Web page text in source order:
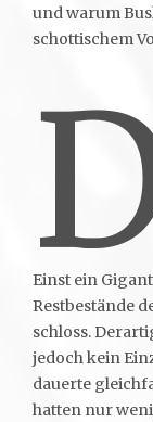
und warum
schottischem
Einst ein
Restbestände
schloss.
jedoch kein
dauerte
hatten nur